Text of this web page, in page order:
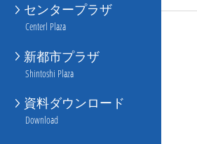
センタープラザ
Centerl Plaza
新都市プラザ
Shintoshi Plaza
資料ダウンロード
Download